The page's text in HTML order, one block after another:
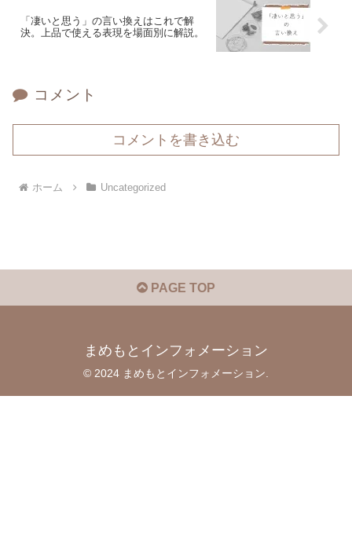
「凄いと思う」の言い換えはこれで解
決。上品で使える表現を場面別に解説。
コメント
コメントを書き込む
ホーム Uncategorized
PAGE TOP
まめもとインフォメーション
© 2024 まめもとインフォメーション.